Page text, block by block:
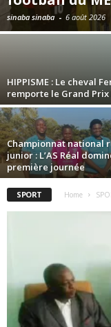
sinaba sinaba - 6 août 2026
HIPPISME : Le cheval
remporte le Grand Prix
Championnat national
junior : L’AS Réal
première journée
SPORT Home